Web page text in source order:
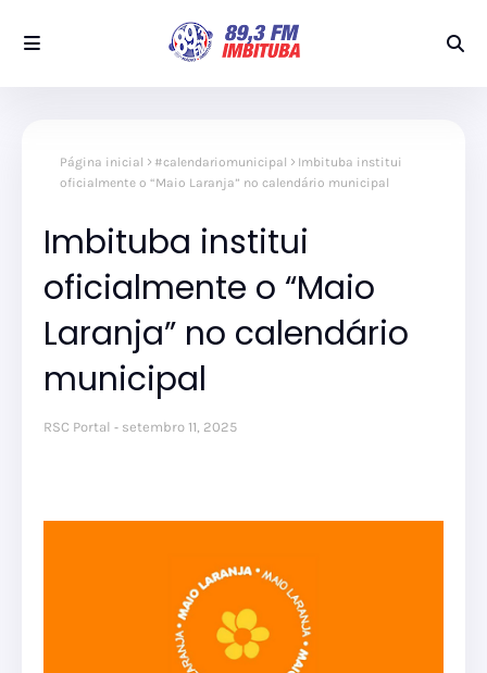
Página inicial #calendariomunicipal
Imbituba institui
oficialmente o “Maio Laranja” no calendário municipal
Imbituba institui
oficialmente o “Maio
Laranja” no calendário
municipal
RSC Portal setembro 11, 2025